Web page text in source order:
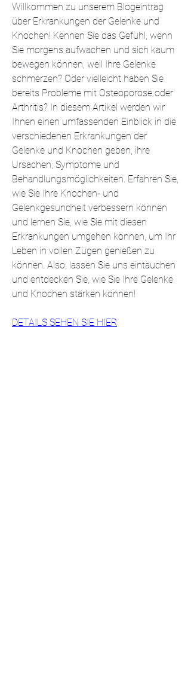
Willkommen zu unserem Blogeintrag
über Erkrankungen der Gelenke und
Knochen! Kennen Sie das Gefühl, wenn
Sie morgens aufwachen und sich kaum
bewegen können, weil Ihre Gelenke
schmerzen? Oder vielleicht haben Sie
bereits Probleme mit Osteoporose oder
Arthritis? In diesem Artikel werden wir
Ihnen einen umfassenden Einblick in die
verschiedenen Erkrankungen der
Gelenke und Knochen geben, ihre
Ursachen, Symptome und
Behandlungsmöglichkeiten. Erfahren Sie,
wie Sie Ihre Knochen- und
Gelenkgesundheit verbessern können
und lernen Sie, wie Sie mit diesen
Erkrankungen umgehen können, um Ihr
Leben in vollen Zügen genießen zu
können. Also, lassen Sie uns eintauchen
und entdecken Sie, wie Sie Ihre Gelenke
und Knochen stärken können!
DETAILS SEHEN SIE HIER